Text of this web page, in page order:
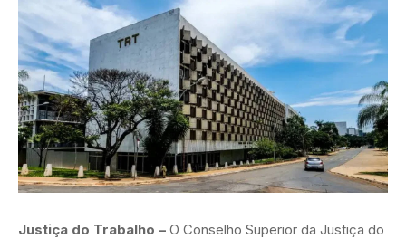
Justiça do Trabalho – O Conselho Superior da Justiça do